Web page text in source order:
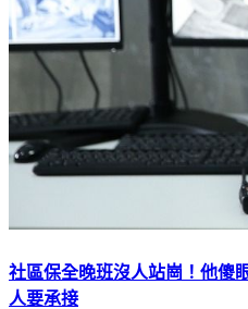
社區保全晚班沒人站崗！他
人要承接